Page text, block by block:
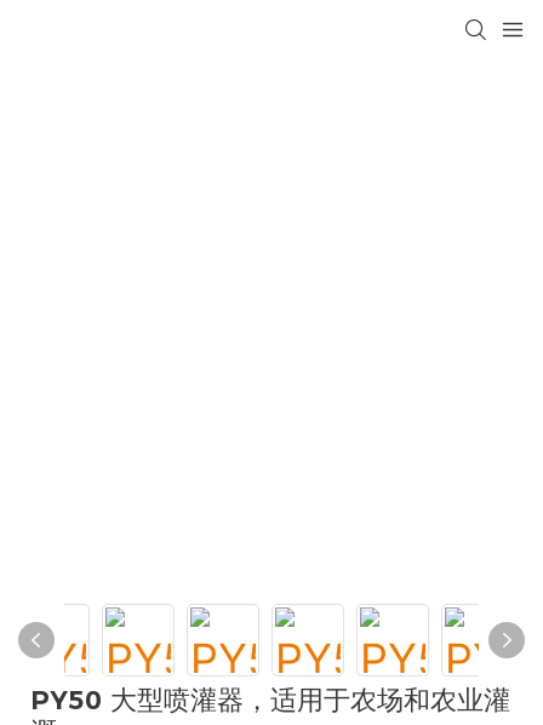
PY50 大型喷灌器，适用于农场和农业灌